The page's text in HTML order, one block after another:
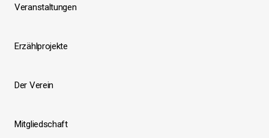
Veranstaltungen
Erzählprojekte
Der Verein
Mitgliedschaft